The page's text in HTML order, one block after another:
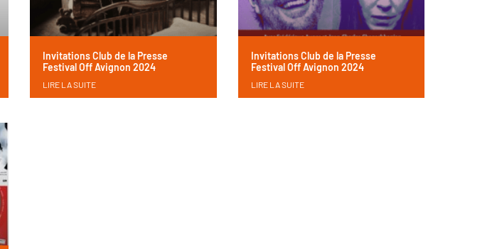
Invitations Club de la Presse
Festival Off Avignon 2024
LIRE LA SUITE
Invitations Club de la Presse
Festival Off Avignon 2024
LIRE LA SUITE